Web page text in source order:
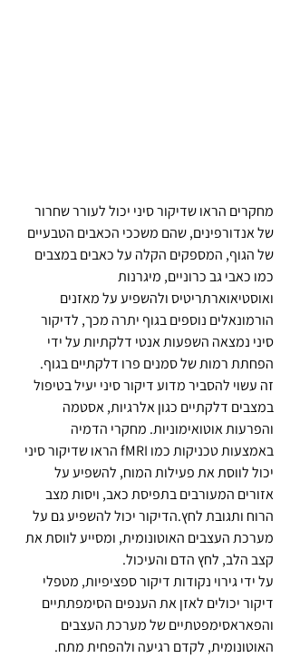
מחקרים הראו שדיקור סיני יכול לעורר שחרור
של אנדורפינים, שהם משככי הכאבים הטבעיים
של הגוף, המספקים הקלה על כאבים במצבים
כמו כאבי גב כרוניים, מיגרנות
ואוסטיאוארתריטיס ולהשפיע על מאזנים
הורמונאלים נוספים בגוף יתרה מכך, לדיקור
סיני נמצאה השפעות אנטי דלקתיות על ידי
הפחתת רמות של סמנים פרו דלקתיים בגוף.
זה עשוי להסביר מדוע דיקור סיני יעיל בטיפול
במצבים דלקתיים כגון אלרגיות, אסטמה
והפרעות אוטואימוניות. מחקרי הדמיה
באמצעות טכניקות כמו fMRI הראו שדיקור סיני
יכול לווסת את פעילות המוח, להשפיע על
אזורים המעורבים בתפיסת כאב, ויסות מצב
הרוח ותגובת לחץ.הדיקור יכול להשפיע גם על
מערכת העצבים האוטונומית, ומסייע לווסת את
קצב הלב, לחץ הדם והעיכול.
על ידי גירוי נקודות דיקור ספציפיות, מטפלי
דיקור יכולים לאזן את הענפים הסימפתתיים
והפאראסימפטתיים של מערכת העצבים
האוטונומית, לקדם רגיעה ולהפחית מתח.